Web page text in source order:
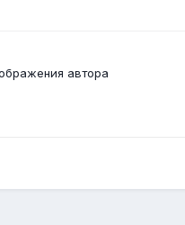
автора